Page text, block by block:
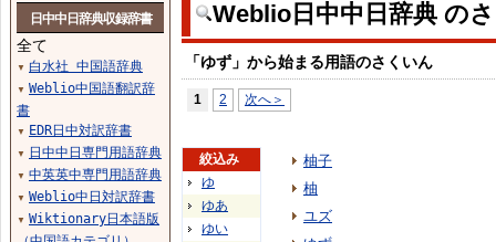
Weblio日中中日辞典 の
「ゆず」から始まる用語のさくいん
1 2 次へ＞
絞込み
ゆ
ゆあ
ゆい
柚子
柚
ユズ
日中中日辞典収録辞書
全て
▼ 白水社 中国語辞典
▼ Weblio中国語翻訳辞
書
▼ EDR日中対訳辞書
▼ 日中中日専門用語辞典
▼ 中英英中専門用語辞典
▼ Weblio中日対訳辞書
▼ Wiktionary日本語版